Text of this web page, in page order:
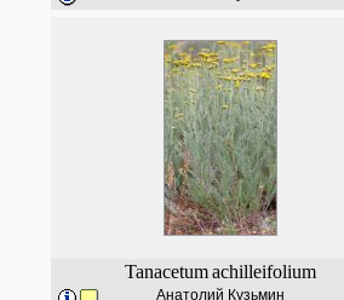
Tanacetumachilleifolium
Анатолий Кузьмин